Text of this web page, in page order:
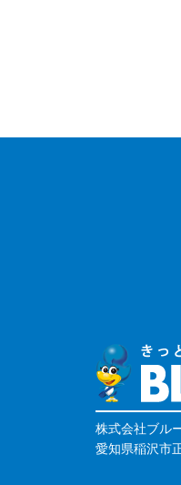
株式会社ブル
愛知県稲沢市